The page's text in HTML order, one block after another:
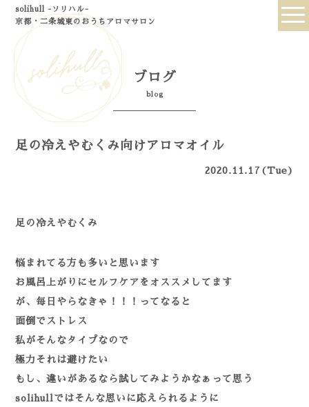
solihull -ソリハル-
京都・二条城東のおうちアロマサロン
ブログ
blog
足の冷えやむくみ向けアロマオイル
2020.11.17(Tue)
足の冷えやむくみ
悩まれてる方も多いと思います
お風呂上がりにセルフケアをオススメしてます
が、毎日やらなきゃ！！！ってなると
面倒でストレス
私がそんなタイプなので
極力それは避けたい
もし、違いがあるなら試してみようかなぁって思う
solihullではそんな思いに応えられるように